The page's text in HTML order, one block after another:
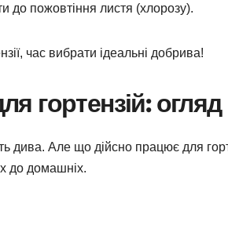
до пожовтіння листя (хлорозу).
час вибрати ідеальні добрива!
гортензій: огляд
дива. Але що дійсно працює для
до домашніх.